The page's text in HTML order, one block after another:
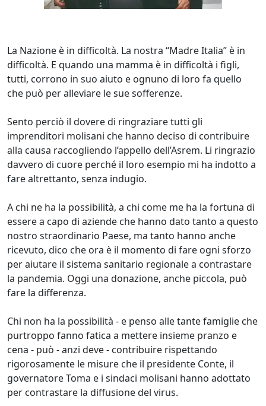
La Nazione è in difficoltà. La nostra “Madre Italia” è in
difficoltà. E quando una mamma è in difficoltà i figli,
tutti, corrono in suo aiuto e ognuno di loro fa quello
che può per alleviare le sue sofferenze.
Sento perciò il dovere di ringraziare tutti gli
imprenditori molisani che hanno deciso di contribuire
alla causa raccogliendo l’appello dell’Asrem. Li ringrazio
davvero di cuore perché il loro esempio mi ha indotto a
fare altrettanto, senza indugio.
A chi ne ha la possibilità, a chi come me ha la fortuna di
essere a capo di aziende che hanno dato tanto a questo
nostro straordinario Paese, ma tanto hanno anche
ricevuto, dico che ora è il momento di fare ogni sforzo
per aiutare il sistema sanitario regionale a contrastare
la pandemia. Oggi una donazione, anche piccola, può
fare la differenza.
Chi non ha la possibilità - e penso alle tante famiglie che
purtroppo fanno fatica a mettere insieme pranzo e
cena - può - anzi deve - contribuire rispettando
rigorosamente le misure che il presidente Conte, il
governatore Toma e i sindaci molisani hanno adottato
per contrastare la diffusione del virus.